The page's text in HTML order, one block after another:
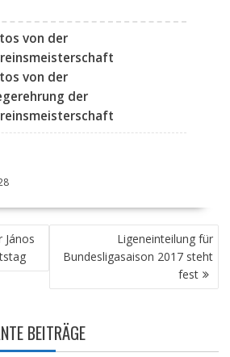
von der
von der
der
Ligeneinteilung für
Bundesligasaison 2017 steht
fest
BEITRÄGE